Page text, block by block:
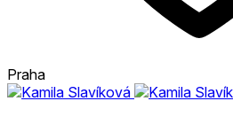
Praha